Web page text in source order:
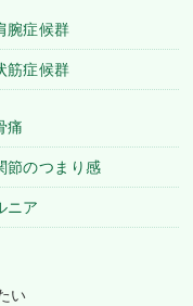
腕症候群
筋症候群
痛
節のつまり感
ニア
い